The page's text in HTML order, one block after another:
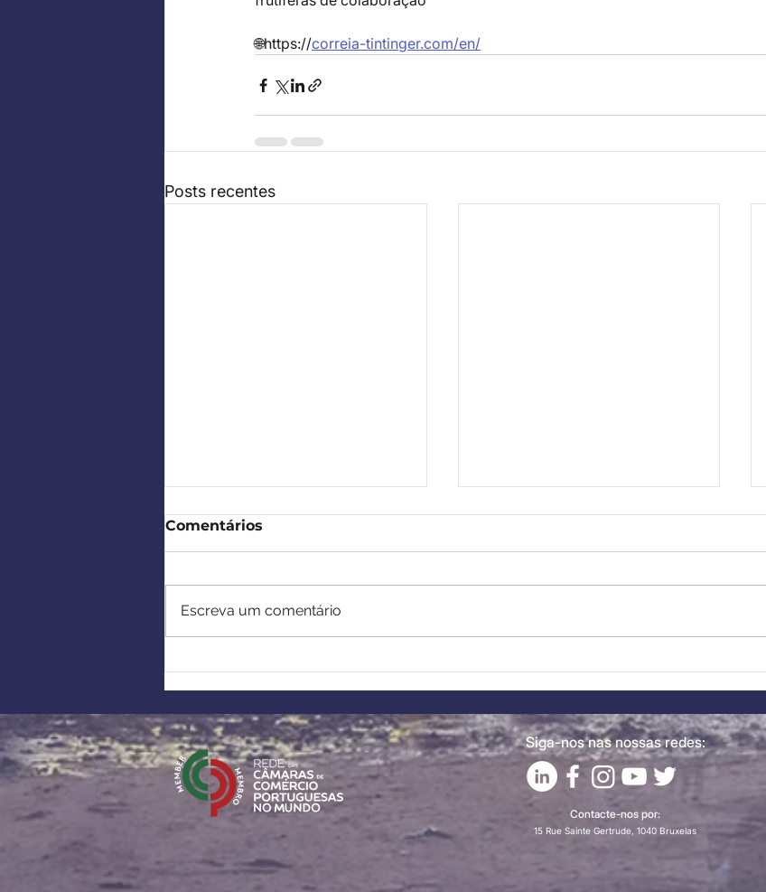
🌐https://correia-tintinger.com/en/
Posts recentes
âmbito da Lei Europeia
sobre Matérias-Primas
Críticas
Comentários
Escreva um comentário
Siga-nos nas nossas redes:
Contacte-nos por:
15 Rue Sainte Gertrude, 1040 Bruxelas